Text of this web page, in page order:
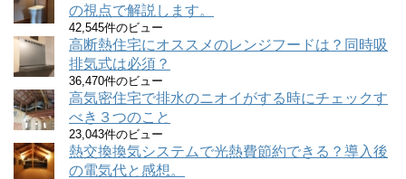
の視点で解説します。
42,545件のビュー
高断熱住宅にオススメのレンジフードは？同時吸
排気式は必須？
36,470件のビュー
高気密住宅で排水のニオイがする時にチェックす
べき３つのこと
23,043件のビュー
熱交換換気システムで光熱費節約できる？導入後
の電気代と感想。